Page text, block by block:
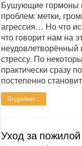
Бушующие гормоны
проблем: метки,
агрессия… Но что
что говорит нам на
неудовлетворённый
стрессу. По
практически сразу
постепенно
Подробнее...
Уход за